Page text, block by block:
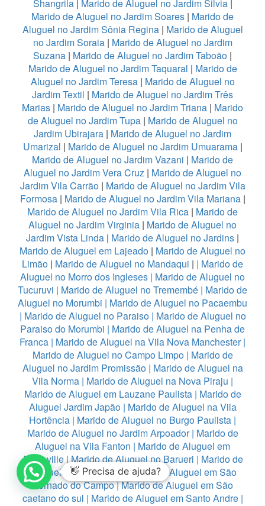
Shangrila| Marido de Aluguel no Jardim Silvia|
Marido de Aluguel no Jardim Soares | Marido de
Aluguel no Jardim Sônia Regina| Marido de Aluguel
no Jardim Soraia| Marido de Aluguel no Jardim
Suzana | Marido de Aluguel no Jardim Taboão |
Marido de Aluguel no Jardim Taquaral | Marido de
Aluguel no Jardim Teresa| Marido de Aluguel no
Jardim Textil | Marido de Aluguel no Jardim Três
Marias | Marido de Aluguel no Jardim Triana | Marido
de Aluguel no Jardim Tupa| Marido de Aluguel no
Jardim Ubirajara | Marido de Aluguel no Jardim
Umarizal | Marido de Aluguel no Jardim Umuarama|
Marido de Aluguel no Jardim Vazani | Marido de
Aluguel no Jardim Vera Cruz | Marido de Aluguel no
Jardim Vila Carrão| Marido de Aluguel no Jardim Vila
Formosa| Marido de Aluguel no Jardim Vila Mariana|
Marido de Aluguel no Jardim Vila Rica | Marido de
Aluguel no Jardim Virginia | Marido de Aluguel no
Jardim Vista Linda | Marido de Aluguel no Jardins |
Marido de Aluguel em Lajeado | Marido de Aluguel no
Limão | Marido de Aluguel no Mandaqui | | Marido de
Aluguel no Morro dos Ingleses | Marido de Aluguel no
Tucuruvi | Marido de Aluguel no Tremembé | Marido de
Aluguel no Morumbi | Marido de Aluguel no Pacaembu
| Marido de Aluguel no Paraiso| Marido de Aluguel no
Paraiso do Morumbi | Marido de Aluguel na Penha de
Franca | Marido de Aluguel na Vila Nova Manchester|
Marido de Aluguel no Campo Limpo| Marido de
Aluguel no Jardim Promissão| Marido de Aluguel na
Vila Norma | Marido de Aluguel na Nova Piraju |
Marido de Aluguel em Lauzane Paulista| Marido de
Aluguel Jardim Japão| Marido de Aluguel na Vila
Hortência | Marido de Aluguel no Burgo Paulista |
Marido de Aluguel no Jardim Arpoador| Marido de
Aluguel na Vila Fanton | Marido de Aluguel em
Alphaville|Marido de Aluguel no Barueri | Marido de
Aluguel em Diadema |Marido de Aluguel em São
Bernado do Campo|Marido de Aluguel em São
caetano do sul | Marido de Aluguel em Santo Andre|
👋 Precisa de ajuda?